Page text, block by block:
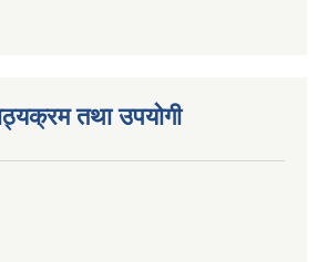
तथा उपयोगी